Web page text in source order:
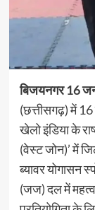
बिजयनगर 16
(छत्तीसगढ़) में
खेलो इंडिया के
(वेस्ट जोन)’ में
ब्यावर योगासन
(जज) दल में